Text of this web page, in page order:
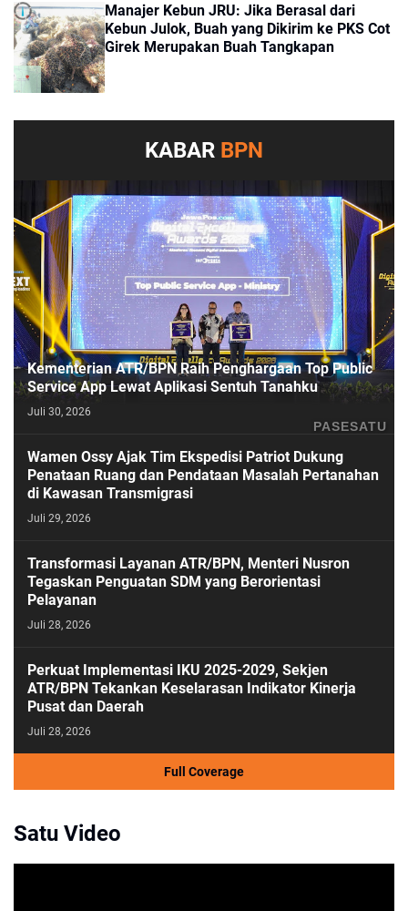
Manajer Kebun JRU: Jika Berasal dari
Kebun Julok, Buah yang Dikirim ke PKS Cot
Girek Merupakan Buah Tangkapan
KABAR BPN
PASESATU
Kementerian ATR/BPN Raih Penghargaan Top Public
Service App Lewat Aplikasi Sentuh Tanahku
Juli 30, 2026
Wamen Ossy Ajak Tim Ekspedisi Patriot Dukung
Penataan Ruang dan Pendataan Masalah Pertanahan
di Kawasan Transmigrasi
Juli 29, 2026
Transformasi Layanan ATR/BPN, Menteri Nusron
Tegaskan Penguatan SDM yang Berorientasi
Pelayanan
Juli 28, 2026
Perkuat Implementasi IKU 2025-2029, Sekjen
ATR/BPN Tekankan Keselarasan Indikator Kinerja
Pusat dan Daerah
Juli 28, 2026
Full Coverage
Satu Video